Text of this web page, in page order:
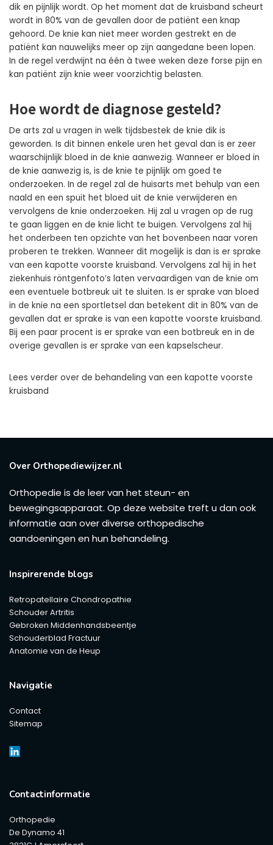
dik en pijnlijk wordt. Op het moment dat de kruisband scheurt
wordt in 80% van de gevallen door de patiënt een knap
gehoord. De knie kan niet meer worden gestrekt en de
patiënt kan nauwelijks meer op zijn aangedane been lopen.
In de regel verdwijnt na één à twee weken deze forse pijn en
kan patiënt zijn knie weer voorzichtig belasten.
Hoe wordt de diagnose gesteld?
De arts zal u vragen in welk tijdsbestek de knie dik is
geworden. Is dit binnen enkele uren het geval dan is er zeer
waarschijnlijk bloed in de knie aanwezig. Wanneer er bloed in
de knie aanwezig is, is de knie te pijnlijk om goed te
onderzoeken. In de regel zal de huisarts met behulp van een
naald en een spuit het bloed uit de knie verwijderen en
vervolgens de knie onderzoeken. Hij zal u vragen op de rug
te gaan liggen en de knie licht te buigen. Vervolgens zal hij
het onderbeen ten opzichte van het bovenbeen naar voren
proberen te trekken. Wanneer dit mogelijk is dan is er sprake
van een kapotte voorste kruisband. Vervolgens zal hij in het
ziekenhuis röntgenfoto’s laten vervaardigen van de knie om
een eventuele botbreuk uit te sluiten. Is er sprake van bloed
in de knie na een sportletsel dan betekent dit in 80% van de
gevallen dat er sprake is van een kapotte voorste kruisband.
Bij een paar procent is er sprake van een botbreuk en in de
overige gevallen is er sprake van een kapselscheur.
Lees verder over de behandeling van een kapotte voorste
kruisband
Over Orthopediewijzer.nl
Orthopedie is de leer van het steun- en
bewegingsapparaat. Op deze website treft u dan ook
informatie aan over diverse orthopedische
aandoeningen en hun behandeling.
Inspirerende blogs
Retropatellaire Chondropathie
Schouder Artritis
Gebroken Middenhandsbeentje
Schouderblad Fractuur
Anatomie van de Heup
Navigatie
Contact
Sitemap
Contactinformatie
Orthopedie
De Dynamo 41